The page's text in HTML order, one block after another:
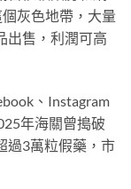
灰色地帶，大量
出售，利潤可高
、Instagram
年海關曾搗破
過3萬粒假藥，市